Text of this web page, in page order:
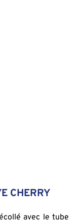
CHERRY